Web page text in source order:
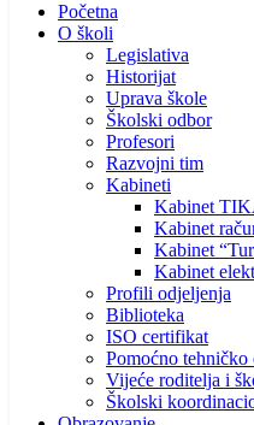
Početna
O školi
Legislativa
Historijat
Uprava škole
Školski odbor
Profesori
Razvojni tim
Kabineti
Kabinet
Kabinet
Kabinet
Kabinet
Profili odjeljenja
Biblioteka
ISO certifikat
Pomoćno tehničko
Vijeće roditelja i
Školski